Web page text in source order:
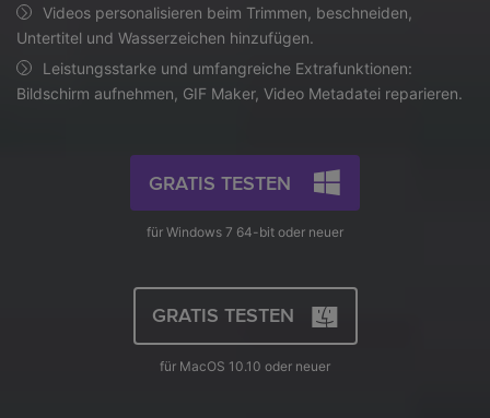
Video/Audio
Video/Audio
Bild
KI-Porträt
mit KI.
AI
Tech Specs
Eine vollständige Liste der unterstützten Formate, Geräte
und GPUs.
Die neuesten Produktnachrichten und Updates.
Ihr bester Video Converter
Der umfassende, verlustfreie und sichere Video Converter
JETZT KAUFEN
Videos personalisieren beim Trimmen, beschneiden,
Untertitel und Wasserzeichen hinzufügen.
Leistungsstarke und umfangreiche Extrafunktionen:
Bildschirm aufnehmen, GIF Maker, Video Metadatei reparieren.
GRATIS TESTEN
für Windows 7 64-bit oder neuer
GRATIS TESTEN
für MacOS 10.10 oder neuer